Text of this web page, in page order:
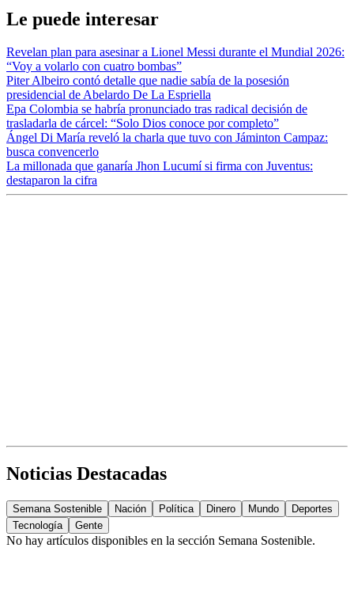
Le puede interesar
Revelan plan para asesinar a Lionel Messi durante el Mundial 2026:
“Voy a volarlo con cuatro bombas”
Piter Albeiro contó detalle que nadie sabía de la posesión
presidencial de Abelardo De La Espriella
Epa Colombia se habría pronunciado tras radical decisión de
trasladarla de cárcel: “Solo Dios conoce por completo”
Ángel Di María reveló la charla que tuvo con Jáminton Campaz:
busca convencerlo
La millonada que ganaría Jhon Lucumí si firma con Juventus:
destaparon la cifra
Noticias Destacadas
Semana Sostenible Nación Política Dinero Mundo
Deportes
Tecnología
Gente
No hay artículos disponibles en la sección Semana Sostenible.